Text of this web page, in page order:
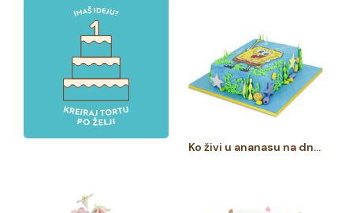
Ko živi u ananasu na dnu mora